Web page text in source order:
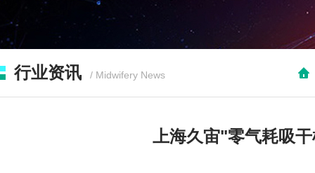
行业资讯 / Midwifery News
上海久宙"零气耗吸